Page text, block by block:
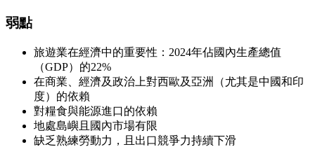
弱點
旅遊業在經濟中的重要性：2024年佔國內生產總值
（GDP）的22%
在商業、經濟及政治上對西歐及亞洲（尤其是中國和印
度）的依賴
對糧食與能源進口的依賴
地處島嶼且國內市場有限
缺乏熟練勞動力，且出口競爭力持續下滑